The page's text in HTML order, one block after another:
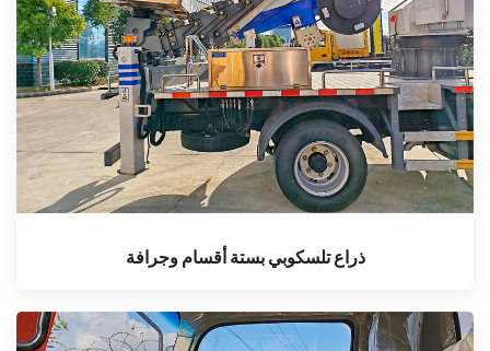
ذراع تلسكوبي بستة أقسام وجرافة